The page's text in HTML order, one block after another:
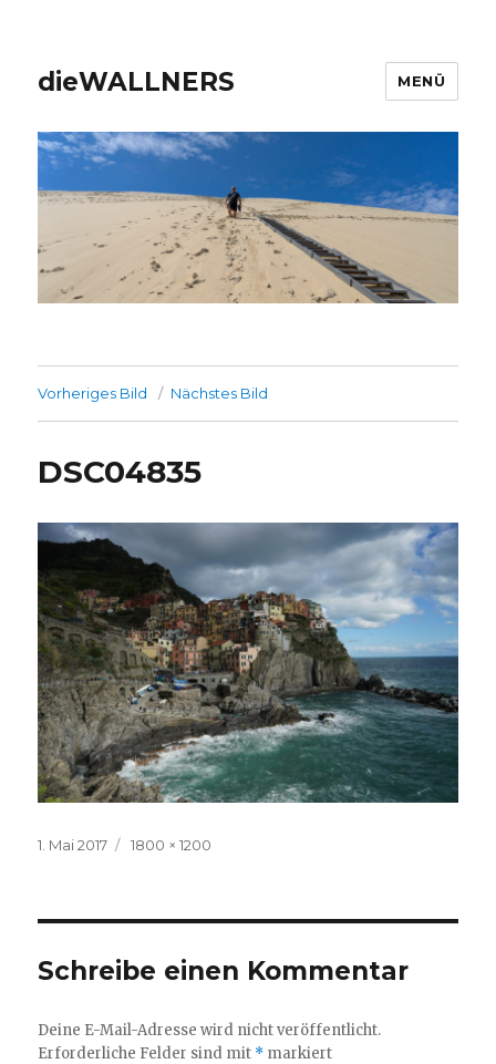
dieWALLNERS MENÜ
Vorheriges Bild Nächstes Bild
DSC04835
Veröffentlicht
1. Mai 2017
Volle
1800 × 1200
Schreibe einen Kommentar
Deine E-Mail-Adresse wird nicht veröffentlicht.
Erforderliche Felder sind mit * markiert